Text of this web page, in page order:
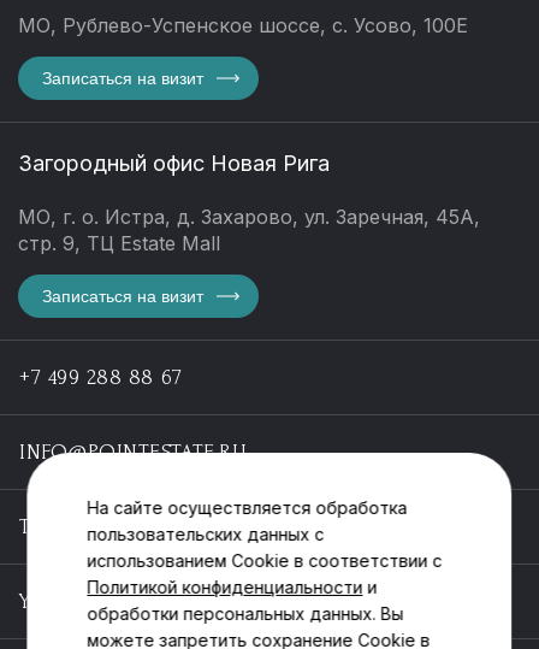
МО, Рублево-Успенское шоссе, с. Усово, 100Е
Записаться на визит
Загородный офис Новая Рига
МО, г. о. Истра, д. Захарово, ул. Заречная, 45А,
стр. 9, ТЦ Estate Mall
Записаться на визит
+7 499 288 88 67
INFO@POINTESTATE.RU
TELEGRAM
YOUTUBE
На сайте осуществляется обработка
пользовательских данных с
использованием Cookie в соответствии с
Политикой конфиденциальности и
обработки персональных данных. Вы
можете запретить сохранение Cookie в